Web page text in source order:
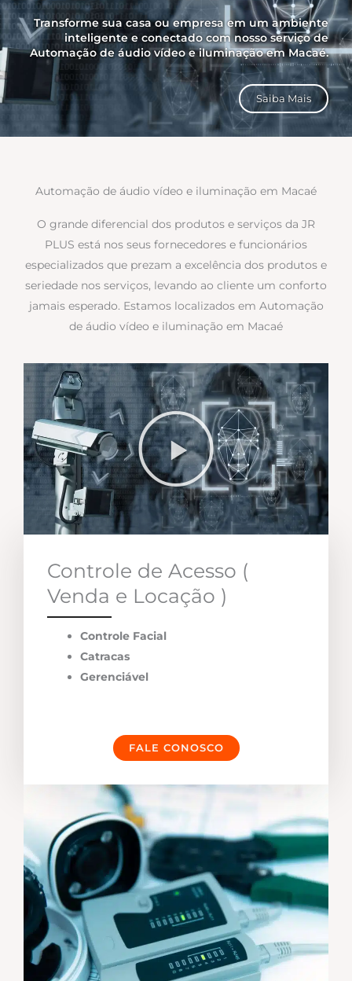
Transforme sua casa ou empresa em um ambiente
inteligente e conectado com nosso serviço de
Automação de áudio vídeo e iluminação em Macaé.
Saiba Mais
Automação de áudio vídeo e iluminação em Macaé
O grande diferencial dos produtos e serviços da JR
PLUS está nos seus fornecedores e funcionários
especializados que prezam a excelência dos produtos e
seriedade nos serviços, levando ao cliente um conforto
jamais esperado. Estamos localizados em Automação
de áudio vídeo e iluminação em Macaé
Controle de Acesso (
Venda e Locação )
Controle Facial
Catracas
Gerenciável
FALE CONOSCO